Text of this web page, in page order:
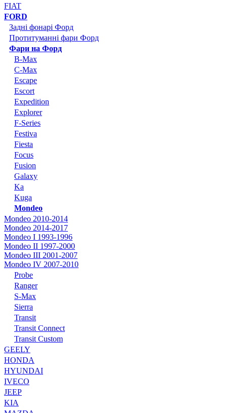
FIAT
FORD
Задні фонарі Форд
Протитуманні фари Форд
Фари на Форд
B-Max
C-Max
Escape
Escort
Expedition
Explorer
F-Series
Festiva
Fiesta
Focus
Fusion
Galaxy
Ka
Kuga
Mondeo
Mondeo 2010-2014
Mondeo 2014-2017
Mondeo I 1993-1996
Mondeo II 1997-2000
Mondeo III 2001-2007
Mondeo IV 2007-2010
Probe
Ranger
S-Max
Sierra
Transit
Transit Connect
Transit Custom
GEELY
HONDA
HYUNDAI
IVECO
JEEP
KIA